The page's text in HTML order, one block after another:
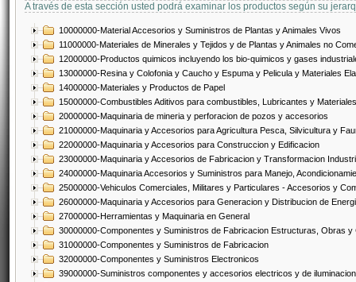
A través de esta sección usted podrá examinar los productos según su
10000000-Material Accesorios y Suministros de Plantas y Animales Vivos
11000000-Materiales de Minerales y Tejidos y de Plantas y Animales no
12000000-Productos quimicos incluyendo los bio-quimicos y gases
13000000-Resina y Colofonia y Caucho y Espuma y Pelicula y Materiales
14000000-Materiales y Productos de Papel
15000000-Combustibles Aditivos para combustibles, Lubricantes y
20000000-Maquinaria de mineria y perforacion de pozos y accesorios
21000000-Maquinaria y Accesorios para Agricultura Pesca, Silvicultura y
22000000-Maquinaria y Accesorios para Construccion y Edificacion
23000000-Maquinaria y Accesorios de Fabricacion y Transformacion
24000000-Maquinaria Accesorios y Suministros para Manejo,
25000000-Vehiculos Comerciales, Militares y Particulares - Accesorios y
26000000-Maquinaria y Accesorios para Generacion y Distribucion de
27000000-Herramientas y Maquinaria en General
30000000-Componentes y Suministros de Fabricacion Estructuras, Obras
31000000-Componentes y Suministros de Fabricacion
32000000-Componentes y Suministros Electronicos
39000000-Suministros componentes y accesorios electricos y de iluminacion